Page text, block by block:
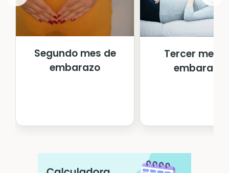
Segundo mes de
embarazo
Tercer mes
embarazo